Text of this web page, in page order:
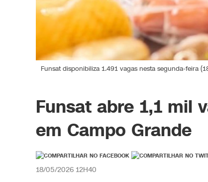
Funsat disponibiliza 1.491 vagas nesta segunda-feira
Funsat abre 1,1 mil
em Campo Grande
18/05/2026 12H40